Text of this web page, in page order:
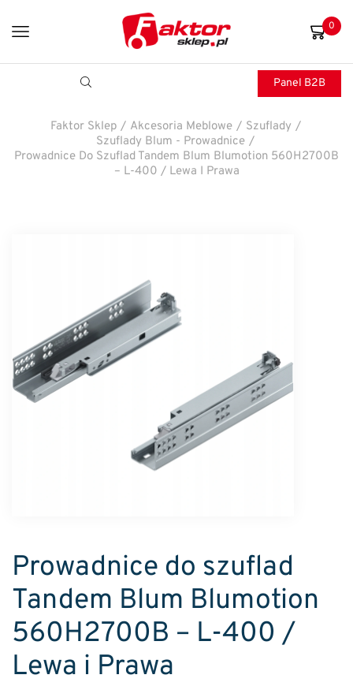
0
Panel B2B
Faktor Sklep / Akcesoria Meblowe / Szuflady /
Szuflady Blum - Prowadnice /
Prowadnice Do Szuflad Tandem Blum Blumotion 560H2700B
– L-400 / Lewa I Prawa
Prowadnice do szuflad
Tandem Blum Blumotion
560H2700B – L-400 /
Lewa i Prawa